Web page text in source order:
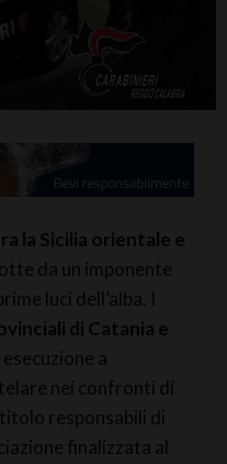
la Sicilia orientale e
da un imponente
luci dell’alba. I
di Catania e
a
nei confronti di
responsabili di
finalizzata al